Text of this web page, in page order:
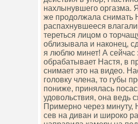
нахлынувшего оргазма.
же продолжала снимать
распахнувшееся
тереться лицом о
облизывала и наконец,
я люблю минет! А сейчас
обрабатывает Настя, в
снимает это на видео.
головку члена, то губы
пониже, принялась
удовольствия, она ведь
Примерно через минуту,
сев на диван и широко